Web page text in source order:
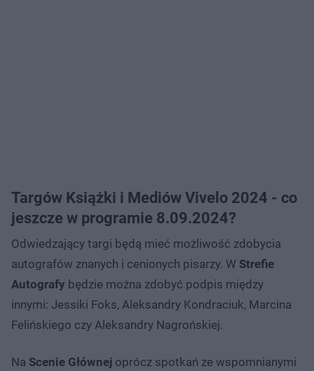
Targów Książki i Mediów Vivelo 2024 - co
jeszcze w programie 8.09.2024?
Odwiedzający targi będą mieć możliwość zdobycia
autografów znanych i cenionych pisarzy. W Strefie
Autografy będzie można zdobyć podpis między
innymi: Jessiki Foks, Aleksandry Kondraciuk, Marcina
Felińskiego czy Aleksandry Nagrońskiej.
Na Scenie Głównej oprócz spotkań ze wspomnianymi